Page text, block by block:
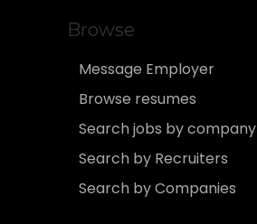
Browse
Message Employer
Browse resumes
Search jobs by company
Search by Recruiters
Search by Companies